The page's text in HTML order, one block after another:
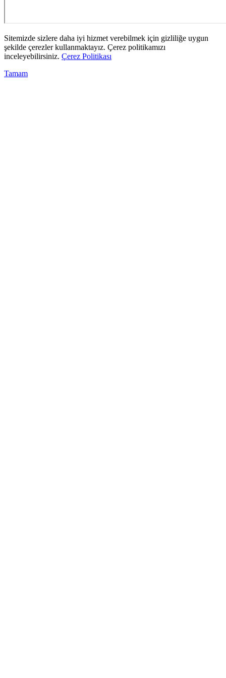
Sitemizde sizlere daha iyi hizmet verebilmek için gizliliğe uygun
şekilde çerezler kullanmaktayız. Çerez politikamızı
inceleyebilirsiniz. Çerez Politikası
Tamam